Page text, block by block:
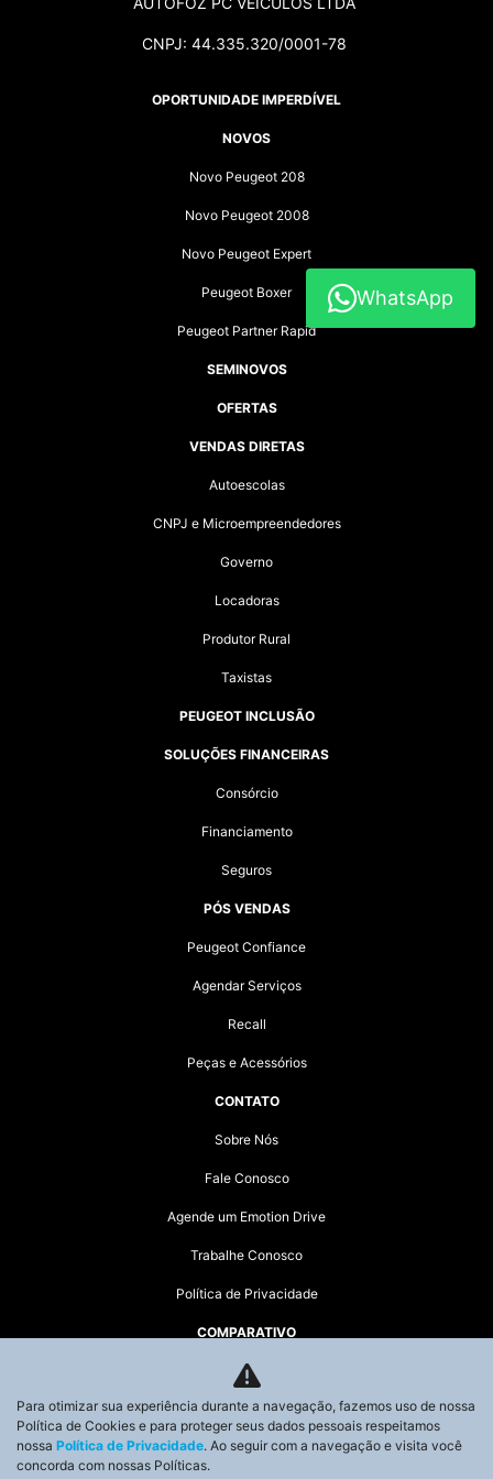
CNPJ: 44.335.320/0001-78
OPORTUNIDADE IMPERDÍVEL
NOVOS
Novo Peugeot 208
Novo Peugeot 2008
Novo Peugeot Expert
Peugeot Boxer
Peugeot Partner Rapid
SEMINOVOS
OFERTAS
VENDAS DIRETAS
Autoescolas
CNPJ e Microempreendedores
Governo
Locadoras
Produtor Rural
Taxistas
PEUGEOT INCLUSÃO
SOLUÇÕES FINANCEIRAS
Consórcio
Financiamento
Seguros
PÓS VENDAS
Peugeot Confiance
Agendar Serviços
Recall
Peças e Acessórios
CONTATO
Sobre Nós
Fale Conosco
Agende um Emotion Drive
Trabalhe Conosco
Política de Privacidade
COMPARATIVO
HÍBRIDOS
AGENDE UM TEST DRIVE
Desacelere. Seu bem maior é a vida.
WhatsApp
Para otimizar sua experiência durante a navegação, fazemos uso de nossa
Política de Cookies e para proteger seus dados pessoais respeitamos
nossa Política de Privacidade. Ao seguir com a navegação e visita você
concorda com nossas Políticas.